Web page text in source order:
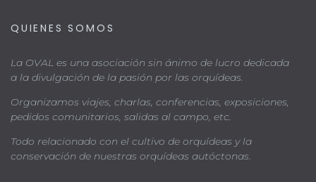
QUIENES SOMOS
La OVAL es una asociación sin ánimo de lucro dedicada
a la divulgación de la pasión por las orquídeas.
Organizamos viajes, charlas, conferencias, exposiciones,
pedidos comunitarios, salidas al campo, etc.
Todo relacionado con el cultivo de orquídeas y la
conservación de nuestras orquídeas autóctonas.